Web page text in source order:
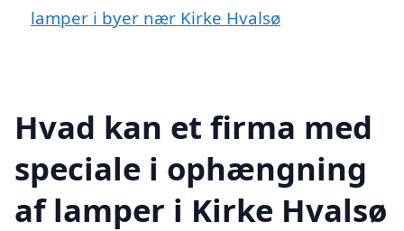
lamper i byer nær Kirke Hvalsø
Hvad kan et firma med
speciale i ophængning
af lamper i Kirke Hvalsø